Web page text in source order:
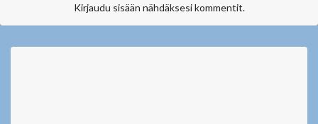
Kirjaudu sisään nähdäksesi kommentit.